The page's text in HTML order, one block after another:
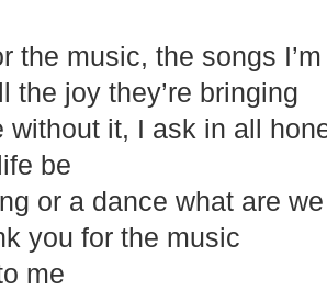
the music, the songs
the joy they’re bringing
without it, I ask in all
be
or a dance what are we
you for the music
me